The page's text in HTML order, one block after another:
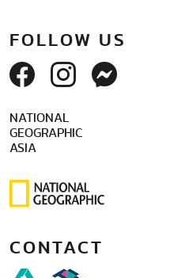
FOLLOW US
NATIONAL
GEOGRAPHIC
ASIA
CONTACT